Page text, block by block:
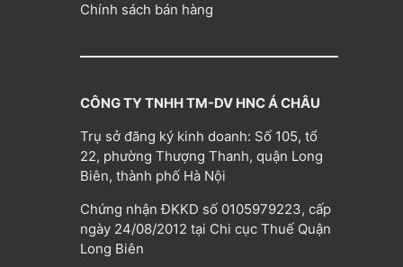
Chính sách bán hàng
CÔNG TY TNHH TM-DV HNC Á CHÂU
Trụ sở đăng ký kinh doanh: Số 105, tổ
22, phường Thượng Thanh, quận Long
Biên, thành phố Hà Nội
Chứng nhận ĐKKD số 0105979223, cấp
ngày 24/08/2012 tại Chi cục Thuế Quận
Long Biên